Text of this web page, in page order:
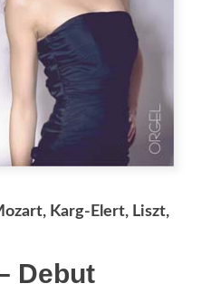
Karg-Elert, Liszt,
Debut